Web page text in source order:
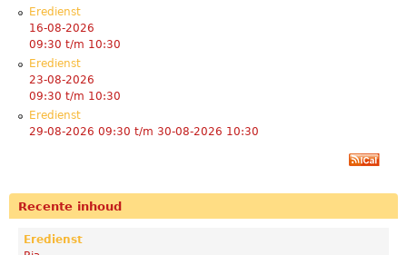
Eredienst
16-08-2026
09:30 t/m 10:30
Eredienst
23-08-2026
09:30 t/m 10:30
Eredienst
29-08-2026 09:30 t/m 30-08-2026 10:30
Recente inhoud
Eredienst